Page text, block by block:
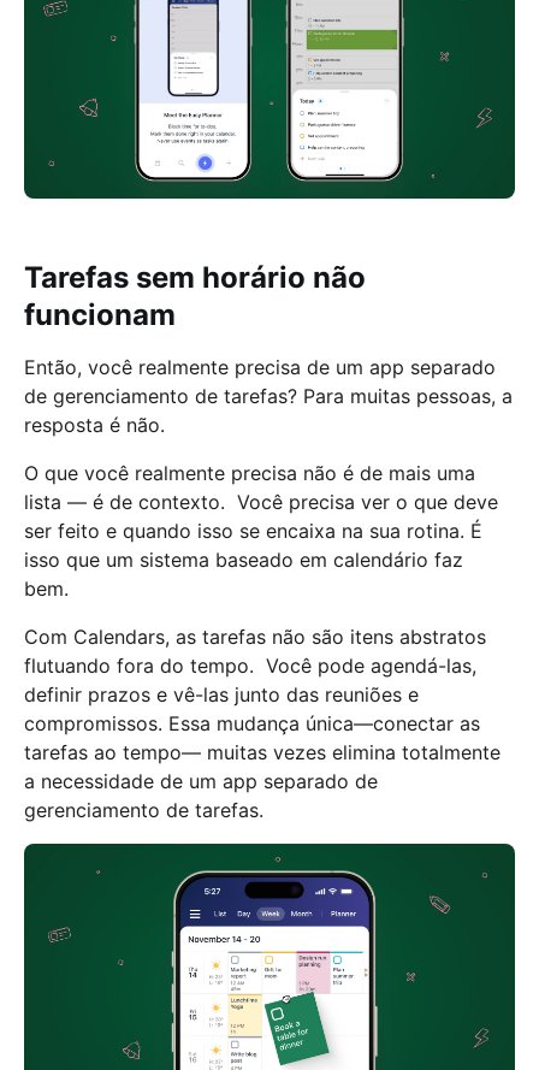
Tarefas sem horário não
funcionam
Então, você realmente precisa de um app separado
de gerenciamento de tarefas? Para muitas pessoas, a
resposta é não.
O que você realmente precisa não é de mais uma
lista — é de contexto. Você precisa ver o que deve
ser feito e quando isso se encaixa na sua rotina. É
isso que um sistema baseado em calendário faz
bem.
Com Calendars, as tarefas não são itens abstratos
flutuando fora do tempo. Você pode agendá-las,
definir prazos e vê-las junto das reuniões e
compromissos. Essa mudança única—conectar as
tarefas ao tempo— muitas vezes elimina totalmente
a necessidade de um app separado de
gerenciamento de tarefas.